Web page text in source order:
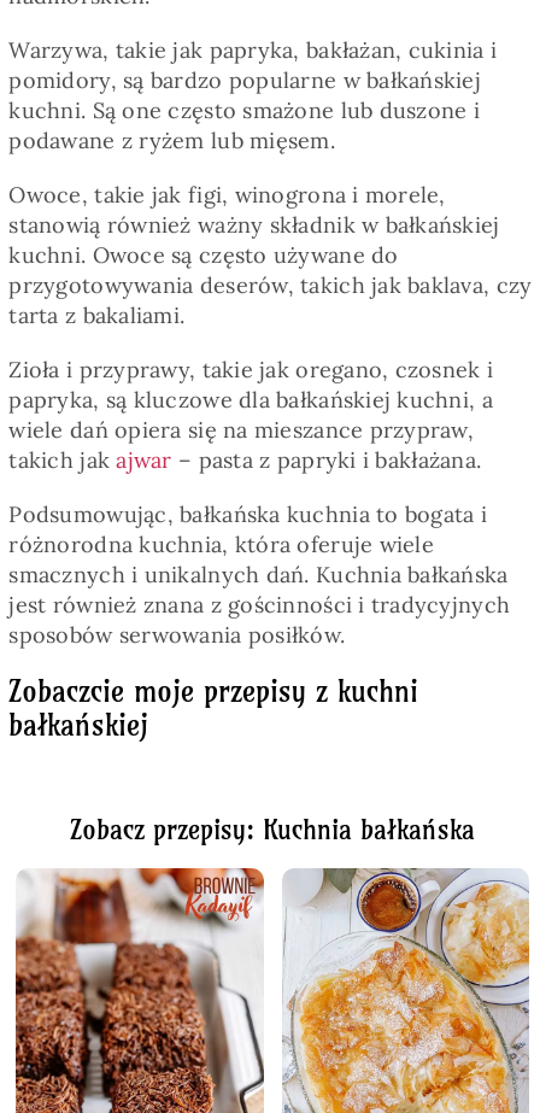
Warzywa, takie jak papryka, bakłażan, cukinia i
pomidory, są bardzo popularne w bałkańskiej
kuchni. Są one często smażone lub duszone i
podawane z ryżem lub mięsem.
Owoce, takie jak figi, winogrona i morele,
stanowią również ważny składnik w bałkańskiej
kuchni. Owoce są często używane do
przygotowywania deserów, takich jak baklava, czy
tarta z bakaliami.
Zioła i przyprawy, takie jak oregano, czosnek i
papryka, są kluczowe dla bałkańskiej kuchni, a
wiele dań opiera się na mieszance przypraw,
takich jakajwar – pasta z papryki i bakłażana.
Podsumowując, bałkańska kuchnia to bogata i
różnorodna kuchnia, która oferuje wiele
smacznych i unikalnych dań. Kuchnia bałkańska
jest również znana z gościnności i tradycyjnych
sposobów serwowania posiłków.
Zobaczcie moje przepisy z kuchni
bałkańskiej
Zobacz przepisy: Kuchnia bałkańska